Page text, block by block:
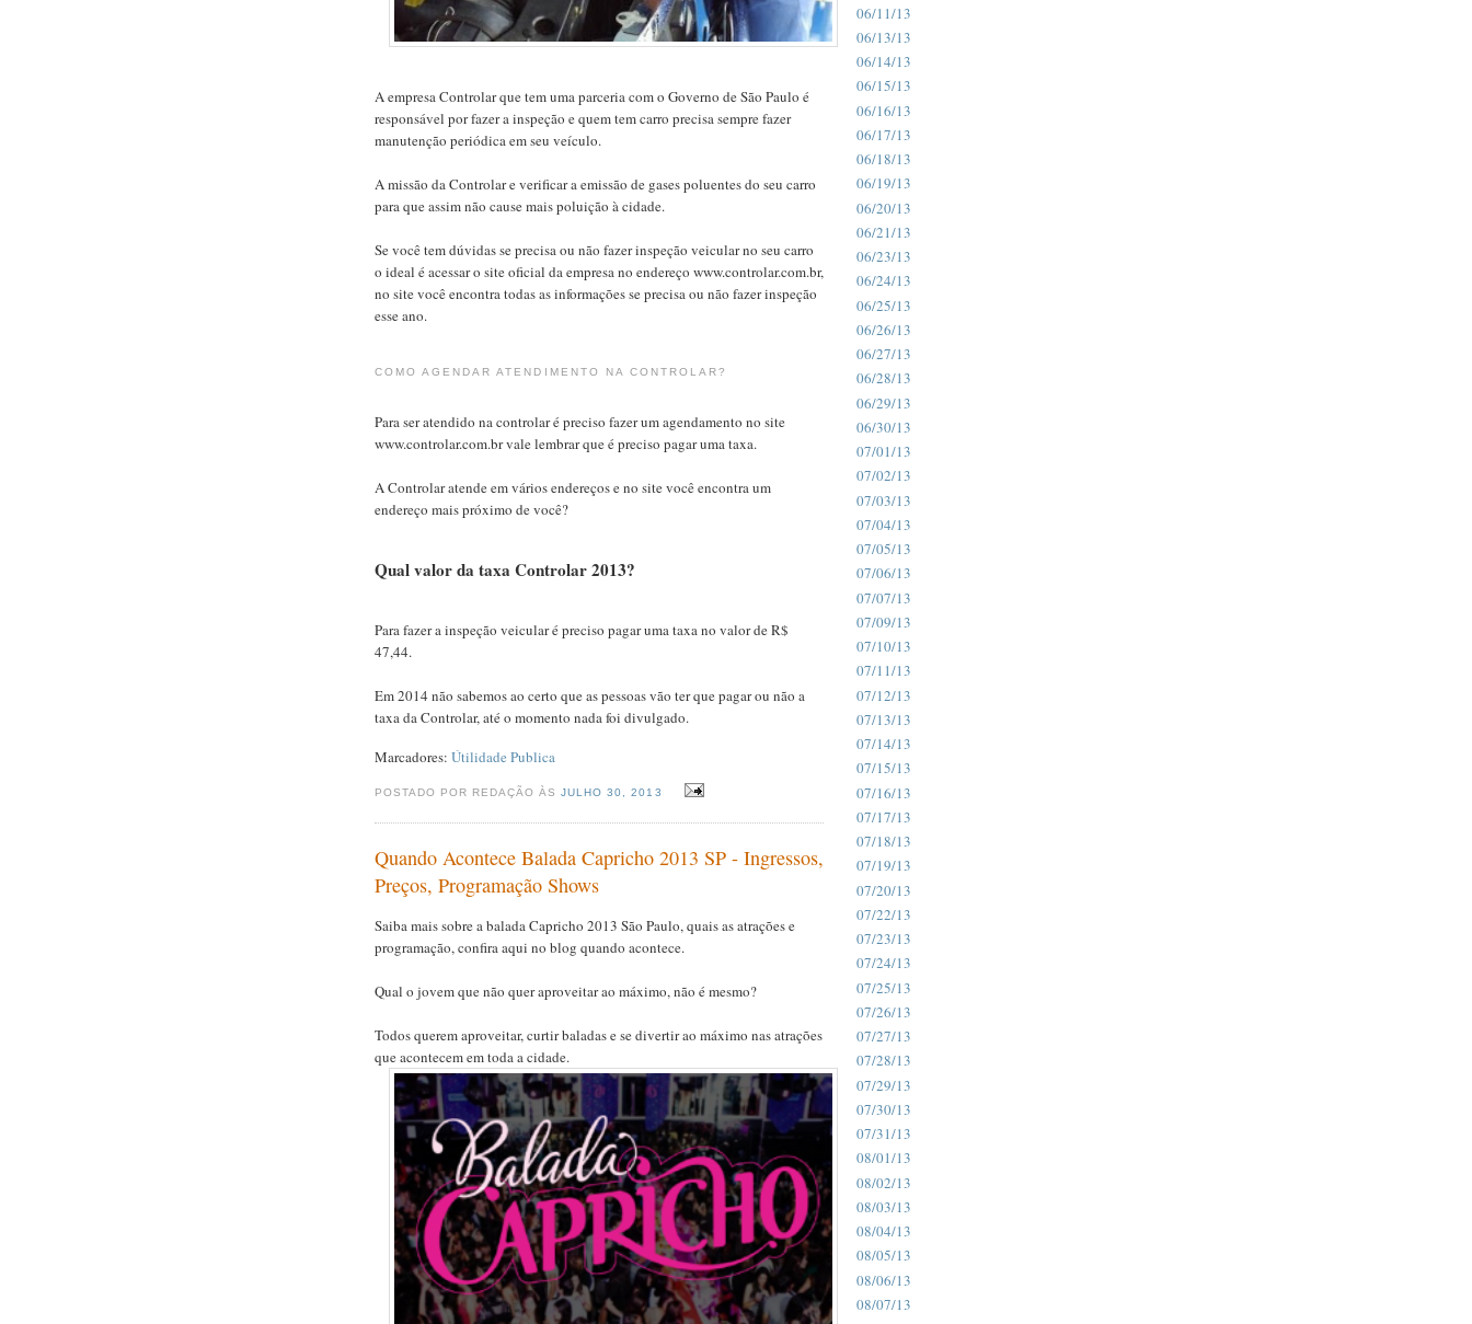
A empresa Controlar que tem uma parceria com o Governo de São Paulo é
responsável por fazer a inspeção e quem tem carro precisa sempre fazer
manutenção periódica em seu veículo.
A missão da Controlar e verificar a emissão de gases poluentes do seu carro
para que assim não cause mais poluição à cidade.
Se você tem dúvidas se precisa ou não fazer inspeção veicular no seu carro
o ideal é acessar o site oficial da empresa no endereço www.controlar.com.br,
no site você encontra todas as informações se precisa ou não fazer inspeção
esse ano.
COMO AGENDAR ATENDIMENTO NA CONTROLAR?
Para ser atendido na controlar é preciso fazer um agendamento no site
www.controlar.com.br vale lembrar que é preciso pagar uma taxa.
A Controlar atende em vários endereços e no site você encontra um
endereço mais próximo de você?
Qual valor da taxa Controlar 2013?
Para fazer a inspeção veicular é preciso pagar uma taxa no valor de R$
47,44.
Em 2014 não sabemos ao certo que as pessoas vão ter que pagar ou não a
taxa da Controlar, até o momento nada foi divulgado.
Marcadores: Útilidade Publica
POSTADO POR REDAÇÃO ÀSJULHO 30, 2013
Quando Acontece Balada Capricho 2013 SP - Ingressos,
Preços, Programação Shows
Saiba mais sobre a balada Capricho 2013 São Paulo, quais as atrações e
programação, confira aqui no blog quando acontece.
Qual o jovem que não quer aproveitar ao máximo, não é mesmo?
Todos querem aproveitar, curtir baladas e se divertir ao máximo nas atrações
que acontecem em toda a cidade.
06/11/13
06/13/13
06/14/13
06/15/13
06/16/13
06/17/13
06/18/13
06/19/13
06/20/13
06/21/13
06/23/13
06/24/13
06/25/13
06/26/13
06/27/13
06/28/13
06/29/13
06/30/13
07/01/13
07/02/13
07/03/13
07/04/13
07/05/13
07/06/13
07/07/13
07/09/13
07/10/13
07/11/13
07/12/13
07/13/13
07/14/13
07/15/13
07/16/13
07/17/13
07/18/13
07/19/13
07/20/13
07/22/13
07/23/13
07/24/13
07/25/13
07/26/13
07/27/13
07/28/13
07/29/13
07/30/13
07/31/13
08/01/13
08/02/13
08/03/13
08/04/13
08/05/13
08/06/13
08/07/13